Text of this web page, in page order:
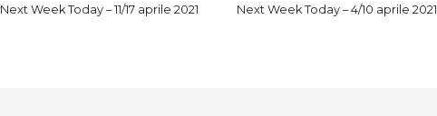
Next Week Today – 11/17 aprile 2021 Next Week Today – 4/10 aprile 2021